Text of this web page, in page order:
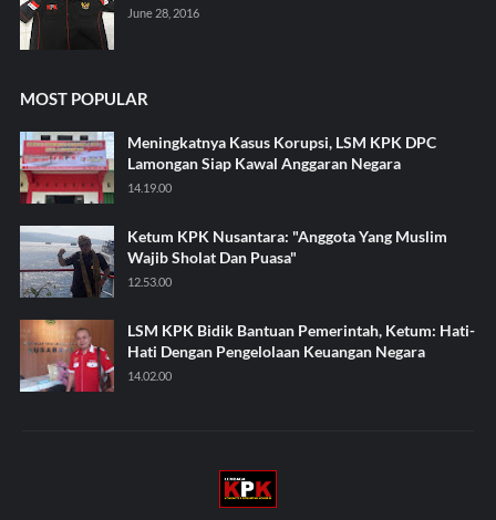
June 28, 2016
MOST POPULAR
Meningkatnya Kasus Korupsi, LSM KPK DPC
Lamongan Siap Kawal Anggaran Negara
14.19.00
Ketum KPK Nusantara: "Anggota Yang Muslim
Wajib Sholat Dan Puasa"
12.53.00
LSM KPK Bidik Bantuan Pemerintah, Ketum: Hati-
Hati Dengan Pengelolaan Keuangan Negara
14.02.00